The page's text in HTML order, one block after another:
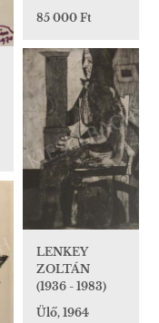
85 000 Ft
LENKEY
ZOLTÁN
(1936 - 1983)
Ülő, 1964